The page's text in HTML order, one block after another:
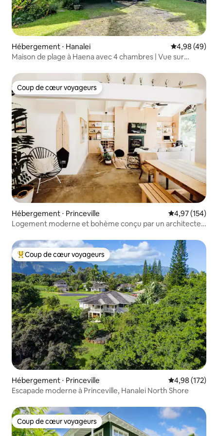
Hébergement ⋅ Hanalei Évaluation
4,98 (49)
Maison de plage à Haena avec 4 chambres | Vue sur
Coup de cœur voyageurs
Coup de cœur voyageurs
Hébergement ⋅ Princeville Évaluation
4,97 (154)
Logement moderne et bohème conçu par un architecte |
Coups de cœur voyageurs les plus appréciés
Coup de cœur voyageurs
Hébergement ⋅ Princeville Évaluation
4,98 (172)
Escapade moderne à Princeville, Hanalei North Shore
Coup de cœur voyageurs
Coup de cœur voyageurs